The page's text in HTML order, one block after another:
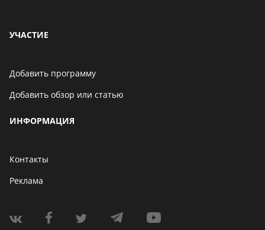
УЧАСТИЕ
Добавить программу
Добавить обзор или статью
ИНФОРМАЦИЯ
Контакты
Реклама